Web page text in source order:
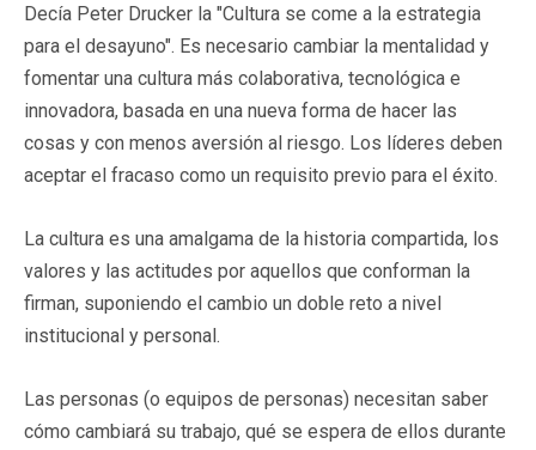
Decía Peter Drucker la "Cultura se come a la estrategia
para el desayuno". Es necesario cambiar la mentalidad y
fomentar una cultura más colaborativa, tecnológica e
innovadora, basada en una nueva forma de hacer las
cosas y con menos aversión al riesgo. Los líderes deben
aceptar el fracaso como un requisito previo para el éxito.
La cultura es una amalgama de la historia compartida, los
valores y las actitudes por aquellos que conforman la
firman, suponiendo el cambio un doble reto a nivel
institucional y personal.
Las personas (o equipos de personas) necesitan saber
cómo cambiará su trabajo, qué se espera de ellos durante